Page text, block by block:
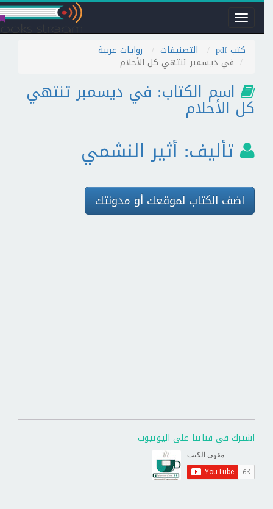
Toggle
navigation
كتب pdf
التصنيفات روايات عربية
في ديسمبر تنتهي كل الأحلام
اسم الكتاب: في ديسمبر تنتهي
كل الأحلام
تأليف: أثير النشمي
اضف الكتاب لموقعك أو مدونتك
اشترك في قناتنا على اليوتيوب